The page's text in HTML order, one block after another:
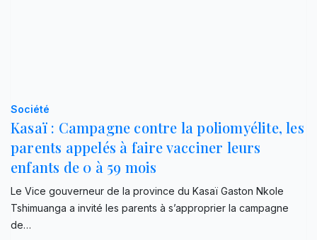
Société
Kasaï : Campagne contre la poliomyélite, les
parents appelés à faire vacciner leurs
enfants de 0 à 59 mois
Le Vice gouverneur de la province du Kasaï Gaston Nkole
Tshimuanga a invité les parents à s’approprier la campagne
de…